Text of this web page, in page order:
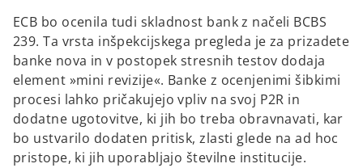
ECB bo ocenila tudi skladnost bank z načeli BCBS
239. Ta vrsta inšpekcijskega pregleda je za prizadete
banke nova in v postopek stresnih testov dodaja
element »mini revizije«. Banke z ocenjenimi šibkimi
procesi lahko pričakujejo vpliv na svoj P2R in
dodatne ugotovitve, ki jih bo treba obravnavati, kar
bo ustvarilo dodaten pritisk, zlasti glede na ad hoc
pristope, ki jih uporabljajo številne institucije.